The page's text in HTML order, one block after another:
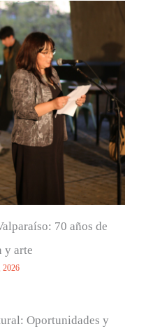
70 años de
y arte
2026
Oportunidades y